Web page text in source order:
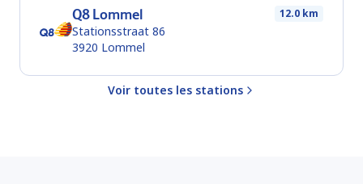
Q8 Lommel 12.0 km
Stationsstraat 86
3920 Lommel
Voir toutes les stations